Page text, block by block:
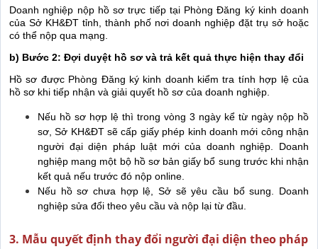
Doanh nghiệp nộp hồ sơ trực tiếp tại Phòng Đăng ký kinh doanh
của Sở KH&ĐT tỉnh, thành phố nơi doanh nghiệp đặt trụ sở hoặc
có thể nộp qua mạng.
b) Bước 2: Đợi duyệt hồ sơ và trả kết quả thực hiện thay đổi
Hồ sơ được Phòng Đăng ký kinh doanh kiểm tra tính hợp lệ của
hồ sơ khi tiếp nhận và giải quyết hồ sơ của doanh nghiệp.
Nếu hồ sơ hợp lệ thì trong vòng 3 ngày kể từ ngày nộp hồ
sơ, Sở KH&ĐT sẽ cấp giấy phép kinh doanh mới công nhận
người đại diện pháp luật mới của doanh nghiệp. Doanh
nghiệp mang một bộ hồ sơ bản giấy bổ sung trước khi nhận
kết quả nếu trước đó nộp online.
Nếu hồ sơ chưa hợp lệ, Sở sẽ yêu cầu bổ sung. Doanh
nghiệp sửa đổi theo yêu cầu và nộp lại từ đầu.
3. Mẫu quyết định thay đổi người đại diện theo pháp